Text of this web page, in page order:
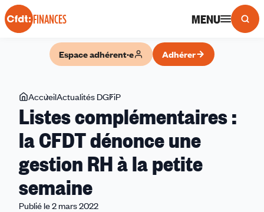
Panneau de gestion des cookies
FINANCES MENU
Espace adhérent·e Adhérer
Vous
êtes
ici
AccueilActualités DGFiP
complémentaires
la
CFDT
dénonce
Listes complémentaires :
la CFDT dénonce une
gestion RH à la petite
semaine
Publié le 2 mars 2022